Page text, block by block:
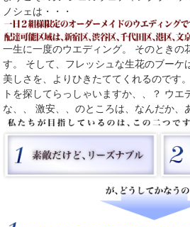
ノシェは・・・
一生に一度のウエディング。 そのときの
す。 そして、フレッシュな生花のブーケ
美しさを、よりひきたててくれるのです
トを探してらっしゃいますか、、？ ウ
な、、 激安、、のところは、なんだか、